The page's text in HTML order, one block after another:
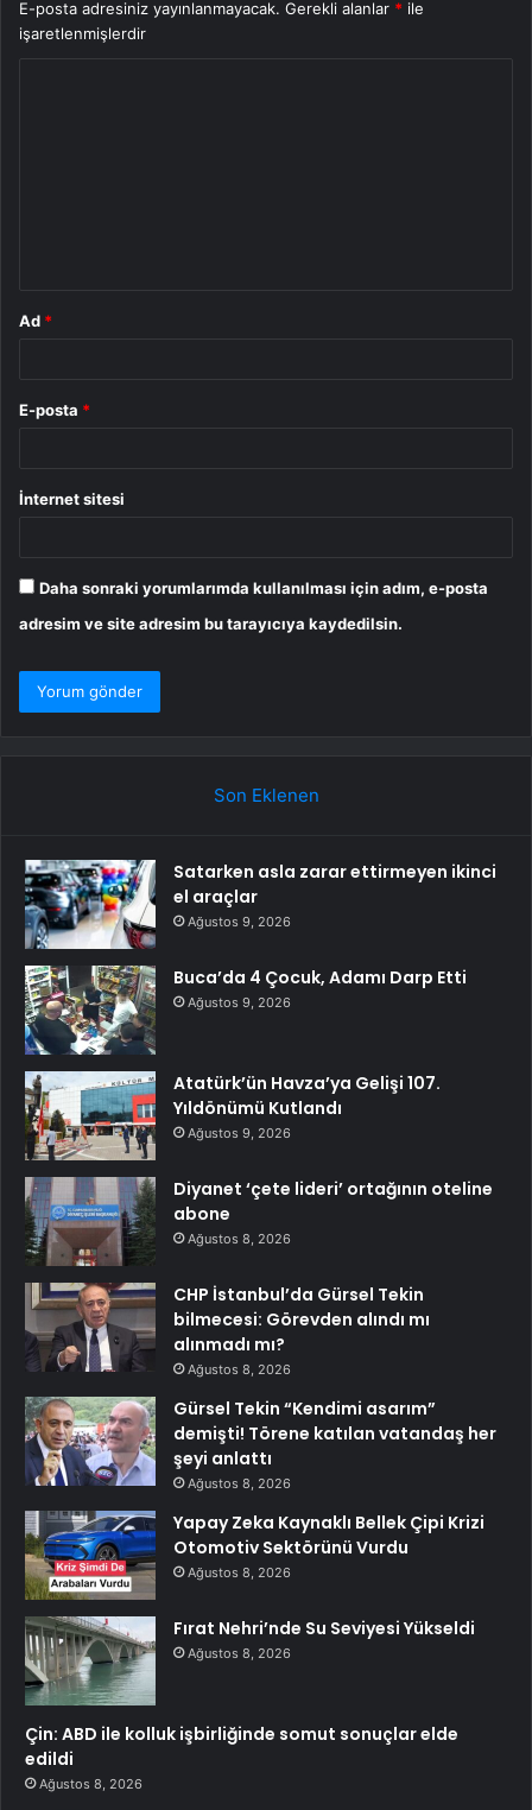
E-posta adresiniz yayınlanmayacak. Gerekli alanlar * ile
işaretlenmişlerdir
Ad *
E-posta *
İnternet sitesi
Daha sonraki yorumlarımda kullanılması için adım, e-posta
adresim ve site adresim bu tarayıcıya kaydedilsin.
Son Eklenen
Satarken asla zarar ettirmeyen ikinci
el araçlar
Ağustos 9, 2026
Buca’da 4 Çocuk, Adamı Darp Etti
Ağustos 9, 2026
Atatürk’ün Havza’ya Gelişi 107.
Yıldönümü Kutlandı
Ağustos 9, 2026
Diyanet ‘çete lideri’ ortağının oteline
abone
Ağustos 8, 2026
CHP İstanbul’da Gürsel Tekin
bilmecesi: Görevden alındı mı
alınmadı mı?
Ağustos 8, 2026
Gürsel Tekin “Kendimi asarım”
demişti! Törene katılan vatandaş her
şeyi anlattı
Ağustos 8, 2026
Yapay Zeka Kaynaklı Bellek Çipi Krizi
Otomotiv Sektörünü Vurdu
Ağustos 8, 2026
Fırat Nehri’nde Su Seviyesi Yükseldi
Ağustos 8, 2026
Çin: ABD ile kolluk işbirliğinde somut sonuçlar elde
edildi
Ağustos 8, 2026